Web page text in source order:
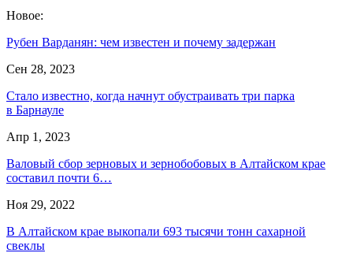
Новое:
Рубен Варданян: чем известен и почему задержан
Сен 28, 2023
Стало известно, когда начнут обустраивать три парка
в Барнауле
Апр 1, 2023
Валовый сбор зерновых и зернобобовых в Алтайском крае
составил почти 6…
Ноя 29, 2022
В Алтайском крае выкопали 693 тысячи тонн сахарной
свеклы